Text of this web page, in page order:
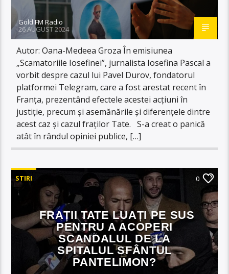
Gold FM Radio
26 AUGUST 2024
Autor: Oana-Medeea Groza În emisiunea
„Scamatoriile Iosefinei”, jurnalista Iosefina Pascal a
vorbit despre cazul lui Pavel Durov, fondatorul
platformei Telegram, care a fost arestat recent în
Franța, prezentând efectele acestei acțiuni în
justiție, precum și asemănările și diferențele dintre
acest caz și cazul fraților Tate. S-a creat o panică
atât în rândul opiniei publice, […]
STIRI 0
FRAȚII TATE LUAȚI PE SUS
PENTRU A ACOPERI
SCANDALUL DE LA
SPITALUL SFÂNTUL
PANTELIMON?